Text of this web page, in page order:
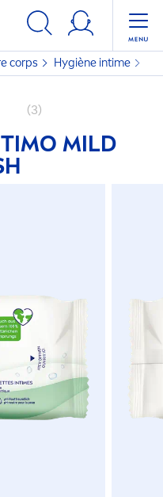
corps Hygiène intime
(3)
MILD